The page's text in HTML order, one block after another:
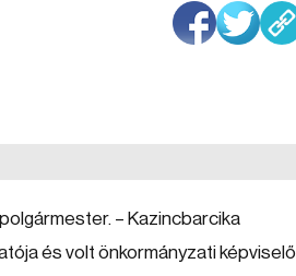
– Kazincbarcika
és volt önkormányzati képviselő